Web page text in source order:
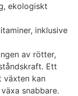
ekologiskt
inklusive
av rötter,
Ett
växten kan
snabbare.